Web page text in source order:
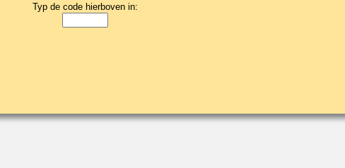
Typ de code hierboven in: